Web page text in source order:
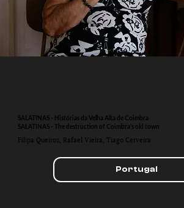
SALATINAS - Histórias da Velha Alta de Coimbra
SALATINAS - The destruction of Coimbra’s old town
Filipa Queiroz, Rafael Vieira, Tiago Cerveira
Portugal